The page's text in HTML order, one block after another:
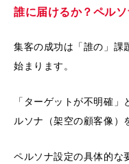
誰に届けるか？ペル
集客の成功は「誰の」課
始まります。
「ターゲットが不明確
ルソナ（架空の顧客像）
ペルソナ設定の具体的な